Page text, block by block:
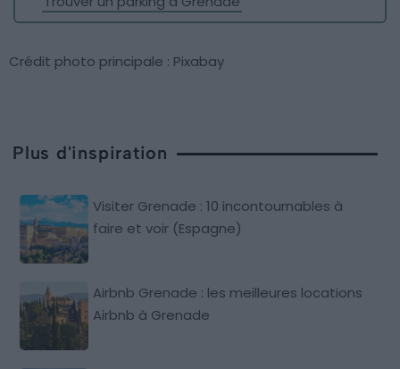
Crédit photo principale : Pixabay
Plus d'inspiration
Visiter Grenade : 10 incontournables à
faire et voir (Espagne)
Airbnb Grenade : les meilleures locations
Airbnb à Grenade